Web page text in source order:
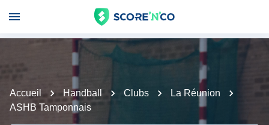
Accueil Handball Clubs
La Réunion
ASHB Tamponnais